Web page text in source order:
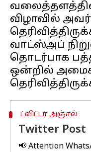
விழாவில்
வாட்ஸ்அப்
தொடர்பாக
ஒன்றில்
ட்விட்டர் அஞ்சல்
Twitter Post
📢 Attention